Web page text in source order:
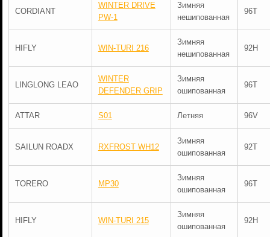
CORDIANT
WINTER DRIVE
PW-1
Зимняя
нешипованная
96T
HIFLY WIN-TURI 216
Зимняя
нешипованная
92H
LINGLONG LEAO
WINTER
DEFENDER GRIP
Зимняя
ошипованная
96T
ATTAR S01 Летняя 96V
SAILUN ROADX RXFROST WH12
Зимняя
ошипованная
92T
TORERO MP30
Зимняя
ошипованная
96T
HIFLY WIN-TURI 215
Зимняя
ошипованная
92H